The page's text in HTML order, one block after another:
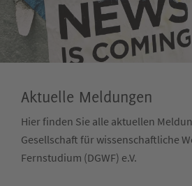
Aktuelle Meldungen
Hier finden Sie alle aktuellen
Gesellschaft für wissenschaftliche
Fernstudium (DGWF) e.V.